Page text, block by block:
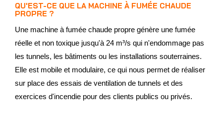
QU'EST-CE QUE LA MACHINE À FUMÉE CHAUDE
PROPRE ?
Une machine à fumée chaude propre génère une fumée
réelle et non toxique jusqu'à 24 m³/s qui n'endommage pas
les tunnels, les bâtiments ou les installations souterraines.
Elle est mobile et modulaire, ce qui nous permet de réaliser
sur place des essais de ventilation de tunnels et des
exercices d'incendie pour des clients publics ou privés.